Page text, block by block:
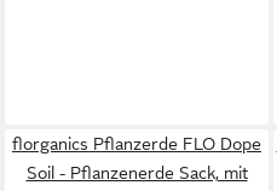
florganics Pflanzerde FLO Dope
Soil - Pflanzenerde Sack, mit